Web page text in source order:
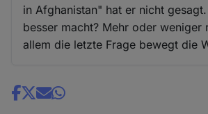
in Afghanistan" hat er nicht
besser macht? Mehr oder weniger
allem die letzte Frage bewegt die
Share